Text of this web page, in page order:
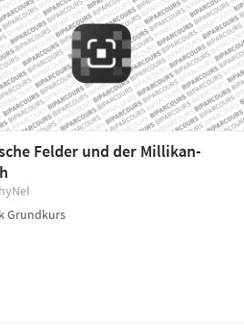
Felder und der Millikan-
Grundkurs